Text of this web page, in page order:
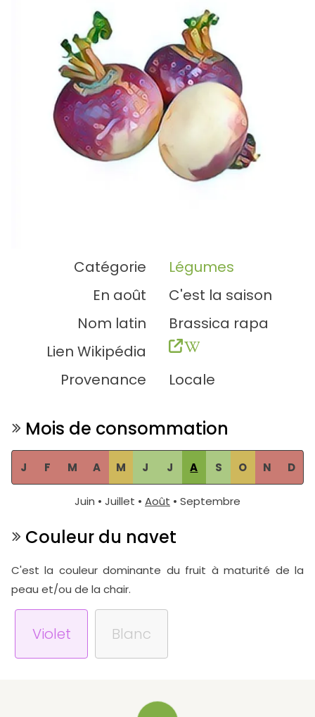
Catégorie
Légumes
En août
C'est la saison
Nom latin
Brassica rapa
Lien Wikipédia
Provenance
Locale
Mois de consommation
J F M A M J J A S O N D
Juin • Juillet • Août • Septembre
Couleur du navet
C'est la couleur dominante du fruit à maturité de la
peau et/ou de la chair.
Violet Blanc